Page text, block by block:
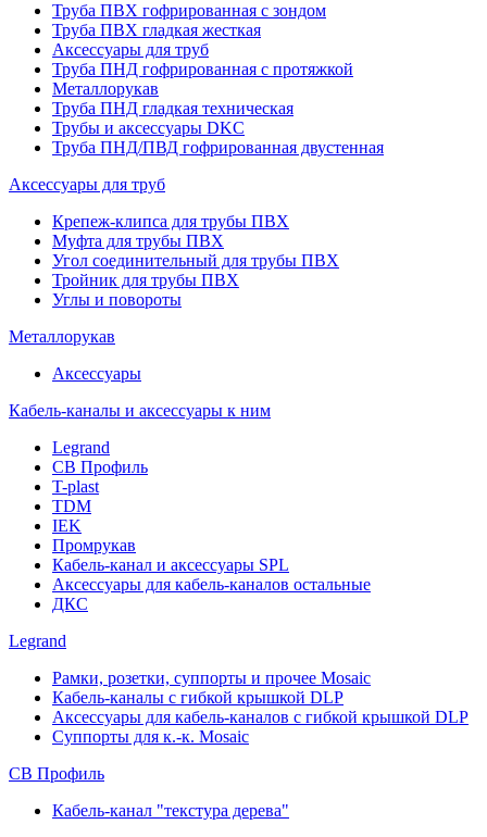
Труба ПВХ гофрированная с зондом
Труба ПВХ гладкая жесткая
Аксессуары для труб
Труба ПНД гофрированная с протяжкой
Металлорукав
Труба ПНД гладкая техническая
Трубы и аксессуары DKC
Труба ПНД/ПВД гофрированная двустенная
Аксессуары для труб
Крепеж-клипса для трубы ПВХ
Муфта для трубы ПВХ
Угол соединительный для трубы ПВХ
Тройник для трубы ПВХ
Углы и повороты
Металлорукав
Аксессуары
Кабель-каналы и аксессуары к ним
Legrand
СВ Профиль
T-plast
TDM
IEK
Промрукав
Кабель-канал и аксессуары SPL
Аксессуары для кабель-каналов остальные
ДКС
Legrand
Рамки, розетки, суппорты и прочее Mosaic
Кабель-каналы с гибкой крышкой DLP
Аксессуары для кабель-каналов с гибкой крышкой DLP
Суппорты для к.-к. Mosaic
СВ Профиль
Кабель-канал "текстура дерева"